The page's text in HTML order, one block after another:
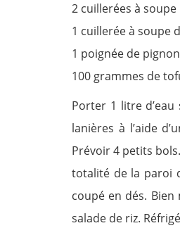
2 cuillerées à
1 cuillerée à soupe
1 poignée de
100 grammes de
Porter 1 litre
lanières à l’aide
Prévoir 4 petits
totalité de la paroi
coupé en dés.
salade de riz.